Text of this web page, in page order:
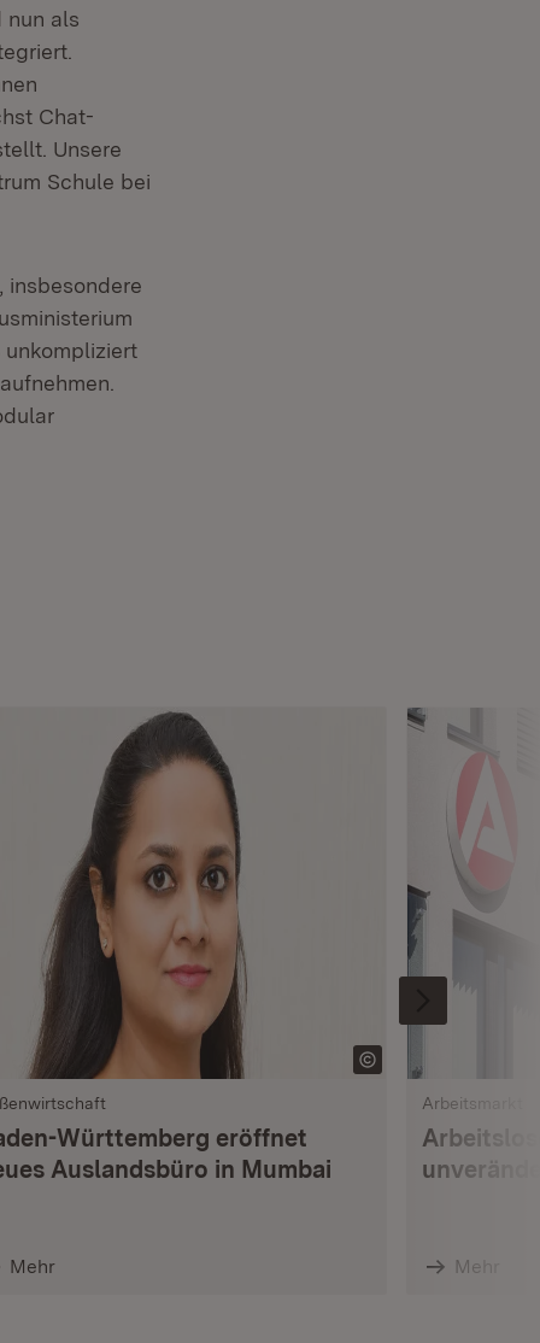
nun als
in neuem Fenster)
Chat-
Unsere
Schule bei
insbesondere
unkompliziert
Württemberg eröffnet
Auslandsbüro in Mumbai
Mehr
Arbeitsmarkt
Mehr